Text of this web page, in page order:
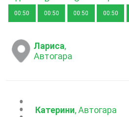
00:50 00:50 00:50 00:50
Лариса,
Автогара
...Катерини, Автогара